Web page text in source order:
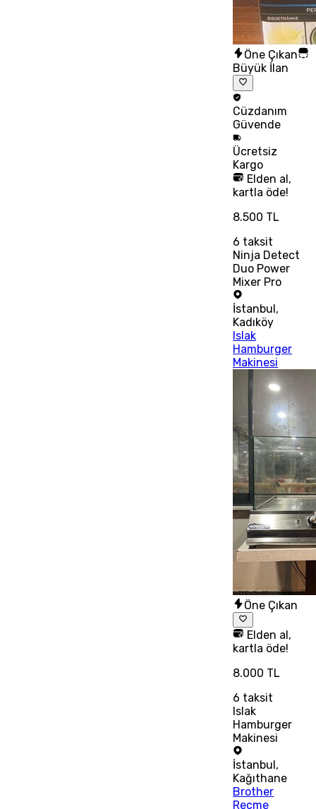
Öne Çıkan
Büyük İlan
Cüzdanım
Güvende
Ücretsiz
Kargo
Elden al,
kartla öde!
8.500 TL
6 taksit
Ninja Detect
Duo Power
Mixer Pro
İstanbul,
Kadıköy
Islak
Hamburger
Makinesi
Öne Çıkan
Elden al,
kartla öde!
8.000 TL
6 taksit
Islak
Hamburger
Makinesi
İstanbul,
Kağıthane
Brother
Reçme